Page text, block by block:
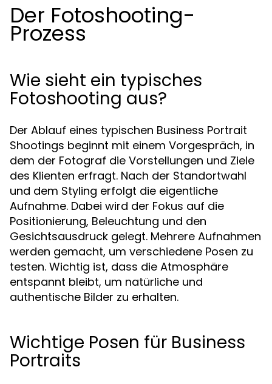
Der Fotoshooting-
Prozess
Wie sieht ein typisches
Fotoshooting aus?
Der Ablauf eines typischen Business Portrait
Shootings beginnt mit einem Vorgespräch, in
dem der Fotograf die Vorstellungen und Ziele
des Klienten erfragt. Nach der Standortwahl
und dem Styling erfolgt die eigentliche
Aufnahme. Dabei wird der Fokus auf die
Positionierung, Beleuchtung und den
Gesichtsausdruck gelegt. Mehrere Aufnahmen
werden gemacht, um verschiedene Posen zu
testen. Wichtig ist, dass die Atmosphäre
entspannt bleibt, um natürliche und
authentische Bilder zu erhalten.
Wichtige Posen für Business
Portraits